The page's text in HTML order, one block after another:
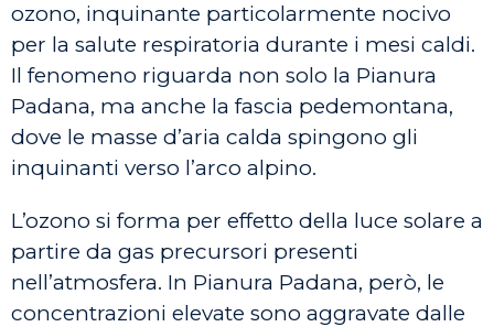
ozono, inquinante particolarmente nocivo
per la salute respiratoria durante i mesi caldi.
Il fenomeno riguarda non solo la Pianura
Padana, ma anche la fascia pedemontana,
dove le masse d’aria calda spingono gli
inquinanti verso l’arco alpino.
L’ozono si forma per effetto della luce solare a
partire da gas precursori presenti
nell’atmosfera. In Pianura Padana, però, le
concentrazioni elevate sono aggravate dalle